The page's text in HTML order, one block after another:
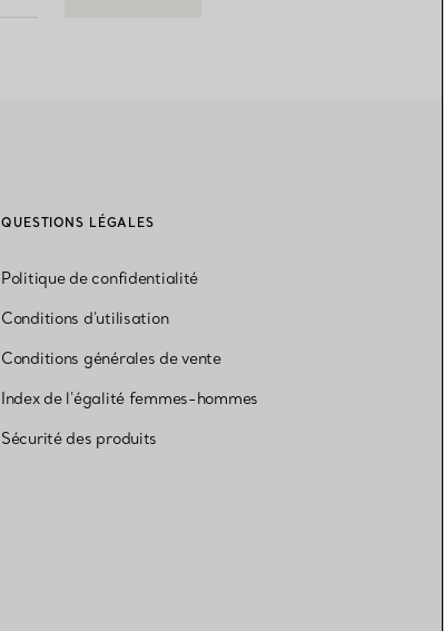
QUESTIONS LÉGALES
Politique de confidentialité
Conditions d'utilisation
Conditions générales de vente
Index de l'égalité femmes-hommes
Sécurité des produits